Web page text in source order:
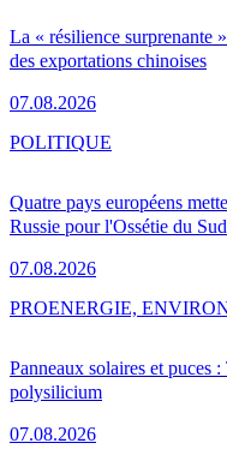
La « résilience surprenante
des exportations chinoises
07.08.2026
Quatre pays européens
Russie pour l'Ossétie du Sud
07.08.2026
POLITIQUE
Panneaux solaires et puces
polysilicium
07.08.2026
PROENERGIE,